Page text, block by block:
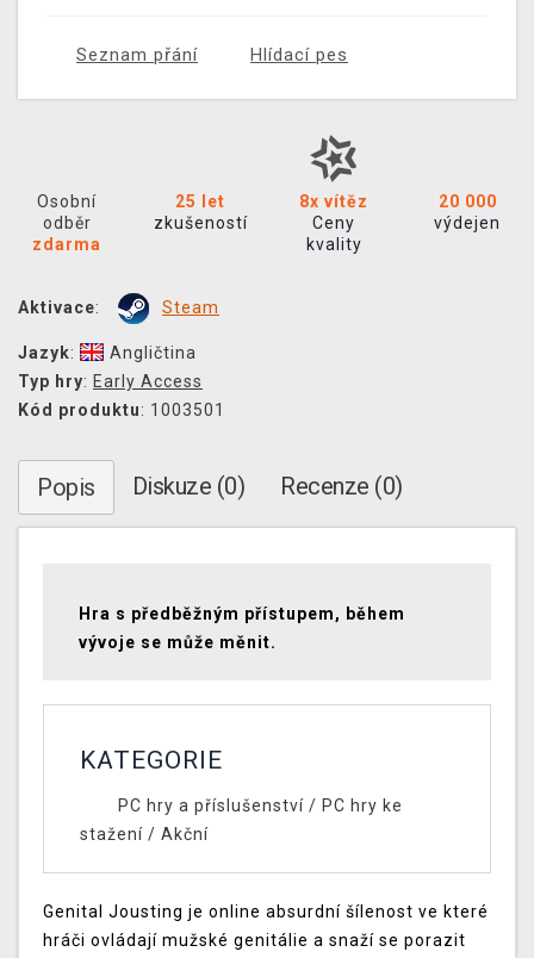
Seznam přání Hlídací pes
Osobní
odběr
zdarma
25 let
zkušeností
8x vítěz
Ceny
kvality
20 000
výdejen
Aktivace: Steam
Jazyk:
Angličtina
Typ hry: Early Access
Kód produktu: 1003501
Popis Diskuze (0) Recenze (0)
Hra s předběžným přístupem, během
vývoje se může měnit.
KATEGORIE
PC hry a příslušenství/ PC hry ke
stažení / Akční
Genital Jousting je online absurdní šílenost ve které
hráči ovládají mužské genitálie a snaží se porazit